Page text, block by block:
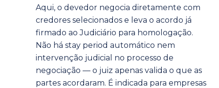
Aqui, o devedor negocia diretamente com
credores selecionados e leva o acordo já
firmado ao Judiciário para homologação.
Não há stay period automático nem
intervenção judicial no processo de
negociação — o juiz apenas valida o que as
partes acordaram. É indicada para empresas